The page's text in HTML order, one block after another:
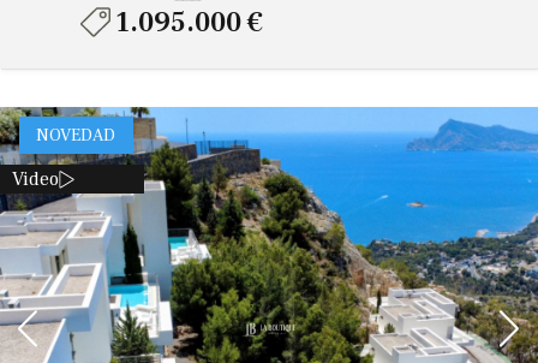
1.095.000 €
NOVEDAD
Video